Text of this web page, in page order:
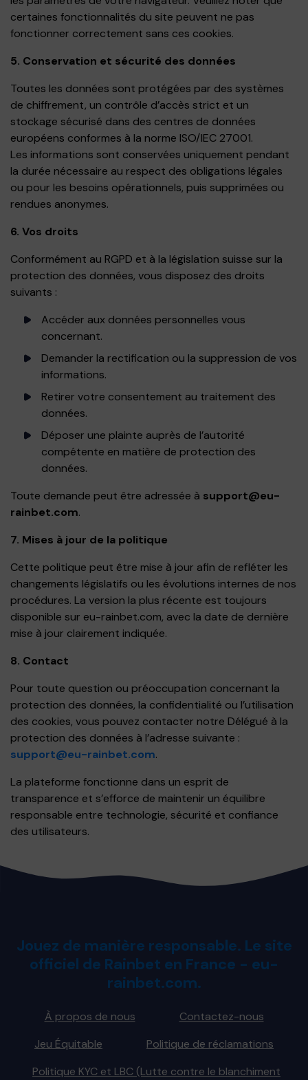
certaines fonctionnalités du site peuvent ne pas
fonctionner correctement sans ces cookies.
5. Conservation et sécurité des données
Toutes les données sont protégées par des systèmes
de chiffrement, un contrôle d’accès strict et un
stockage sécurisé dans des centres de données
européens conformes à la norme ISO/IEC 27001.
Les informations sont conservées uniquement pendant
la durée nécessaire au respect des obligations légales
ou pour les besoins opérationnels, puis supprimées ou
rendues anonymes.
6. Vos droits
Conformément au RGPD et à la législation suisse sur la
protection des données, vous disposez des droits
suivants :
Accéder aux données personnelles vous
concernant.
Demander la rectification ou la suppression de vos
informations.
Retirer votre consentement au traitement des
données.
Déposer une plainte auprès de l’autorité
compétente en matière de protection des
données.
Toute demande peut être adressée à support@eu-
rainbet.com.
7. Mises à jour de la politique
Cette politique peut être mise à jour afin de refléter les
changements législatifs ou les évolutions internes de nos
procédures. La version la plus récente est toujours
disponible sur eu-rainbet.com, avec la date de dernière
mise à jour clairement indiquée.
8. Contact
Pour toute question ou préoccupation concernant la
protection des données, la confidentialité ou l’utilisation
des cookies, vous pouvez contacter notre Délégué à la
protection des données à l’adresse suivante :
support@eu-rainbet.com.
La plateforme fonctionne dans un esprit de
transparence et s’efforce de maintenir un équilibre
responsable entre technologie, sécurité et confiance
des utilisateurs.
Jouez de manière responsable. Le site
officiel de Rainbet en France - eu-
rainbet.com.
À propos de nous
Contactez-nous
Jeu Équitable
Politique de réclamations
Politique KYC et LBC (Lutte contre le blanchiment